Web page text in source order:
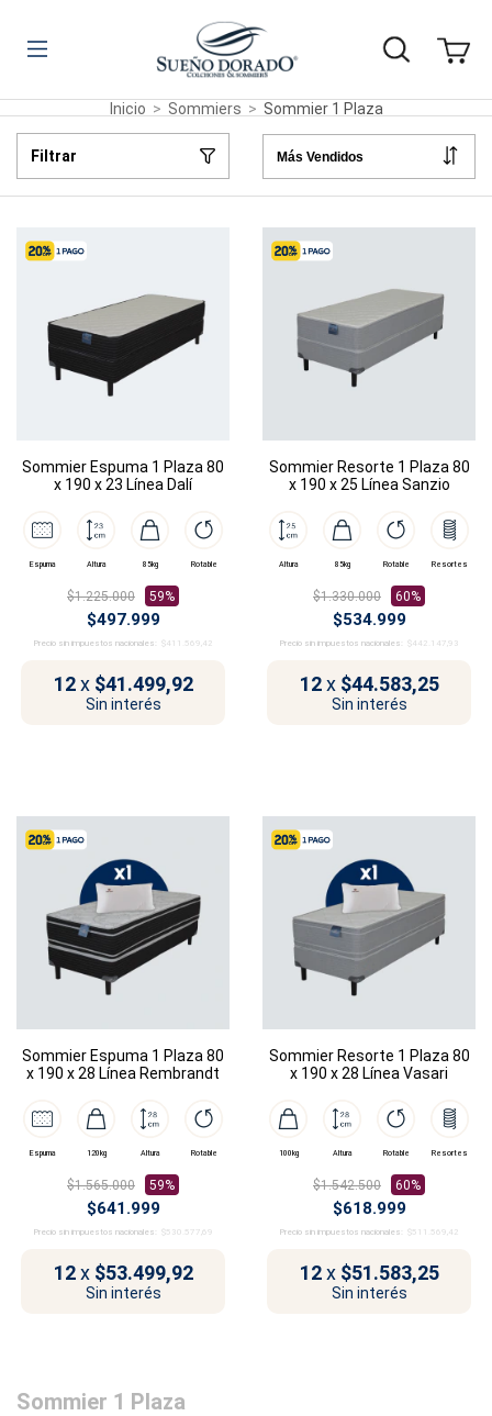
Inicio > Sommiers > Sommier 1 Plaza
Filtrar
Sommier Espuma 1 Plaza 80
x 190 x 23 Línea Dalí
Espuma Altura 85kg Rotable
$1.225.000 59%
$497.999
Precio sin impuestos nacionales: $411.569,42
12 x $41.499,92
Sin interés
Sommier Resorte 1 Plaza 80
x 190 x 25 Línea Sanzio
Altura 85kg Rotable Resortes
$1.330.000 60%
$534.999
Precio sin impuestos nacionales: $442.147,93
12 x $44.583,25
Sin interés
Sommier Espuma 1 Plaza 80
x 190 x 28 Línea Rembrandt
Espuma 120kg Altura Rotable
$1.565.000 59%
$641.999
Precio sin impuestos nacionales: $530.577,69
12 x $53.499,92
Sin interés
Sommier Resorte 1 Plaza 80
x 190 x 28 Línea Vasari
100kg Altura Rotable Resortes
$1.542.500 60%
$618.999
Precio sin impuestos nacionales: $511.569,42
12 x $51.583,25
Sin interés
Sommier 1 Plaza